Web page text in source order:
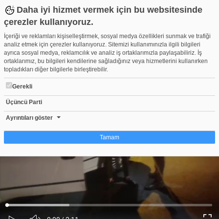
Daha iyi hizmet vermek için bu websitesinde
çerezler kullanıyoruz.
İçeriği ve reklamları kişiselleştirmek, sosyal medya özellikleri sunmak ve trafiği
analiz etmek için çerezler kullanıyoruz. Sitemizi kullanımınızla ilgili bilgileri
ayrıca sosyal medya, reklamcılık ve analiz iş ortaklarımızla paylaşabiliriz. İş
ortaklarımız, bu bilgileri kendilerine sağladığınız veya hizmetlerini kullanırken
topladıkları diğer bilgilerle birleştirebilir.
Gerekli
Üçüncü Parti
Ayrıntıları göster
Tamam
Çerezler, web-sitelerinin, kullanıcıların deneyimlerini daha verimli hale getirmek
amacıyla kullandığı küçük metin dosyalarıdır. Yasalara göre, bu sitenin
işletilmesi için kesinlikle gerekli olan çerezleri cihazınıza yerleştirebiliyoruz.
Diğer çerez türleri için sizden izin almamız gerekiyor. Bu site farklı çerez türleri
kullanmaktadır. Bazı çerezler, sayfalarımızda yer alan üçüncü şahıs hizmetleri
tarafından yerleştirilir. İzniniz şu alanlar için geçerlidir: web.tv
Ses
Yüklendi:
Yükleniyor:
Bursa polisinden şok uygulama! Şüpheli şahıslar ve araçlar